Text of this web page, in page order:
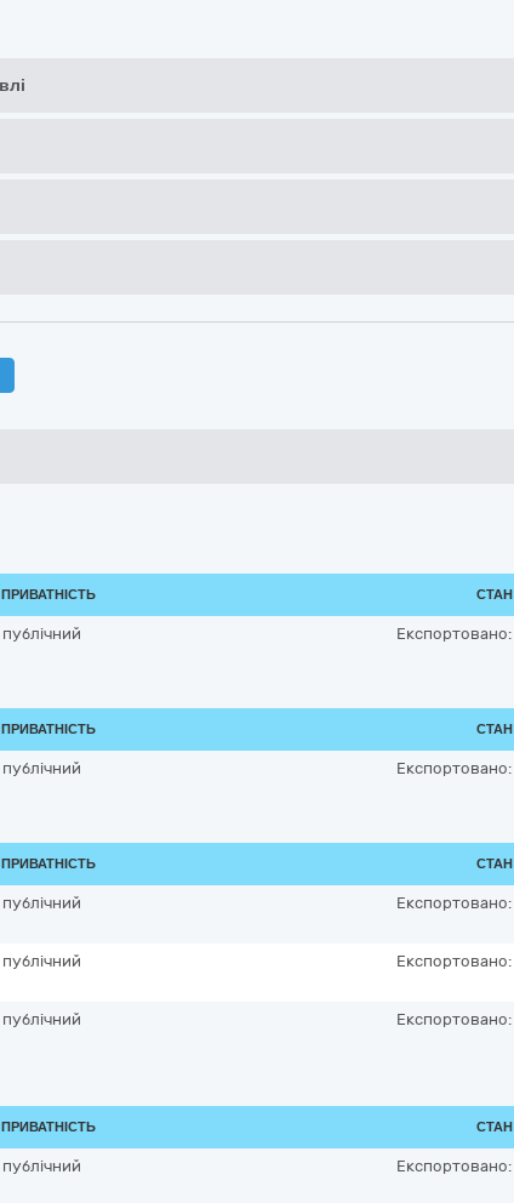
ПРИВАТНІСТЬ СТАН
публічний Експортовано:
ПРИВАТНІСТЬ СТАН
публічний Експортовано:
ПРИВАТНІСТЬ СТАН
публічний Експортовано:
публічний Експортовано:
публічний Експортовано:
ПРИВАТНІСТЬ СТАН
публічний Експортовано: